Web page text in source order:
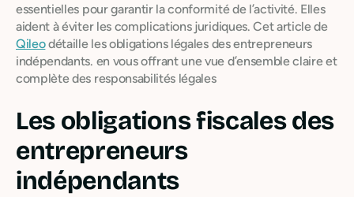
essentielles pour garantir la conformité de l’activité. Elles
aident à éviter les complications juridiques. Cet article de
Qileodétaille les obligations légales des entrepreneurs
indépendants. en vous offrant une vue d’ensemble claire et
complète des responsabilités légales
Les obligations fiscales des
entrepreneurs
indépendants